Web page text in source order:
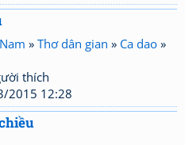
» Thơ dân gian » Ca dao »
thích
2015 12:28